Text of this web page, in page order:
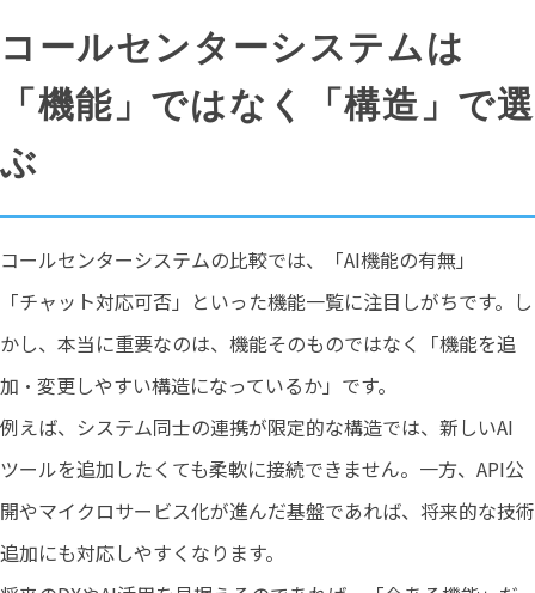
コールセンターシステムは
「機能」ではなく「構造」で選
ぶ
コールセンターシステムの比較では、「AI機能の有無」
「チャット対応可否」といった機能一覧に注目しがちです。し
かし、本当に重要なのは、機能そのものではなく「機能を追
加・変更しやすい構造になっているか」です。
例えば、システム同士の連携が限定的な構造では、新しいAI
ツールを追加したくても柔軟に接続できません。一方、API公
開やマイクロサービス化が進んだ基盤であれば、将来的な技術
追加にも対応しやすくなります。